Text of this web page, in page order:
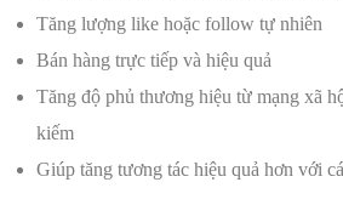
Tăng lượng like hoặc follow tự nhiên
Bán hàng trực tiếp và hiệu quả
Tăng độ phủ thương hiệu từ mạng xã
kiếm
Giúp tăng tương tác hiệu quả hơn với